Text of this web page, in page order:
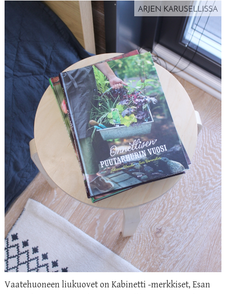
Vaatehuoneen liukuovet on Kabinetti -merkkiset, Esan